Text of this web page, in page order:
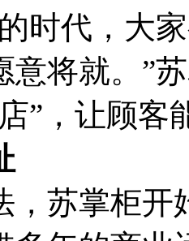
时代，大
意将就。”
”，让顾
，苏掌柜开